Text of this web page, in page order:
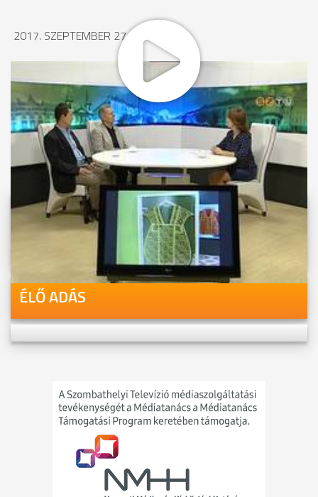
2017. SZEPTEMBER 27., 15:37
MEGOSZTÁS
Videóink megtekinthetőek
Youtube-csatornánkon is!
ÉLŐ ADÁS